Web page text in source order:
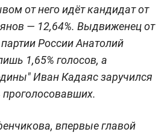
от него идёт кандидат от
— 12,64%. Выдвиженец от
России Анатолий
1,65% голосов, а
Иван Кадаяс заручился
впервые главой